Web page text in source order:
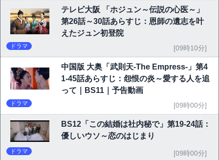
テレビ大阪 「ホジュン～伝説の心医～」
第26話～30話あらすじ：恩師の遺志を叶
えたジュン初登院
ドラマ [09時10分]
中国版 大奥「武則天-The Empress-」第4
1-45話あらすじ：怨恨の炎～愛する人を追
って｜BS11｜予告動画
ドラマ [09時00分]
BS12「この結婚は社内秘で」第19-24話：
優しいウソ～恋のはじまり
ドラマ [09時00分]